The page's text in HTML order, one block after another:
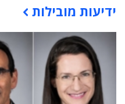
תוכן פרסומי
ידיעות מובילות